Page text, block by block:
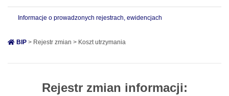
Informacje o prowadzonych rejestrach, ewidencjach
BIP > Rejestr zmian > Koszt utrzymania
Rejestr zmian informacji: